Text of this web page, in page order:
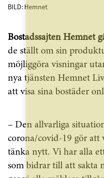
BILD: Hemnet
Bostadssajten Hemnet
de ställt om sin
möjliggöra visningar
nya tjänsten Hemnet
att visa sina bostäder
– Den allvarliga
corona/covid-19 gör att
tänka nytt. Vi har alla
som bidrar till att sakta